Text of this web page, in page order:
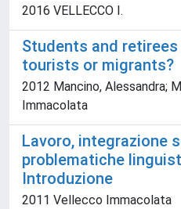
2016 VELLECCO I.
Students and
tourists or migrants?
2012 Mancino, Alessandra;
Immacolata
Lavoro, integrazione
problematiche
Introduzione
2011 Vellecco Immacolata